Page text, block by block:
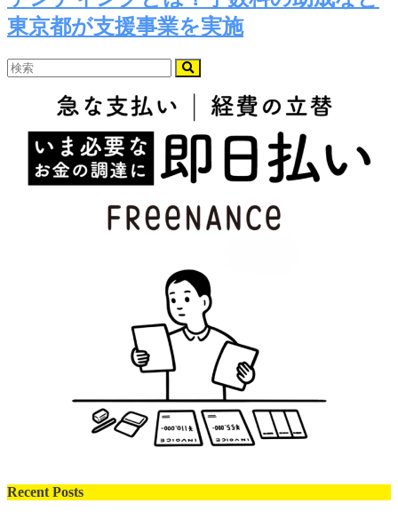
東京都が支援事業を実施
Recent Posts